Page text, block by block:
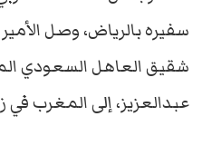
سفيره بالرياض، وصل
شقيق العاهل السعودي
عبدالعزيز، إلى المغرب في